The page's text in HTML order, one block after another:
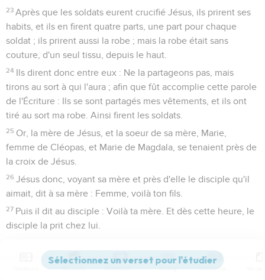
23 Après que les soldats eurent crucifié Jésus, ils prirent ses
habits, et ils en firent quatre parts, une part pour chaque
soldat ; ils prirent aussi la robe ; mais la robe était sans
couture, d'un seul tissu, depuis le haut.
24 Ils dirent donc entre eux : Ne la partageons pas, mais
tirons au sort à qui l'aura ; afin que fût accomplie cette parole
de l'Écriture : Ils se sont partagés mes vêtements, et ils ont
tiré au sort ma robe. Ainsi firent les soldats.
25 Or, la mère de Jésus, et la soeur de sa mère, Marie,
femme de Cléopas, et Marie de Magdala, se tenaient près de
la croix de Jésus.
26 Jésus donc, voyant sa mère et près d'elle le disciple qu'il
aimait, dit à sa mère : Femme, voilà ton fils.
27 Puis il dit au disciple : Voilà ta mère. Et dès cette heure, le
disciple la prit chez lui.
La mort de Jésus
Versions Commentaires Strong